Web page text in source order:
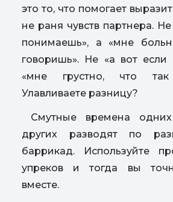
это то, что помогает
не раня чувств партнера.
понимаешь», а «мне
говоришь». Не «а вот
«мне грустно, что так
Улавливаете разницу?
Смутные времена
других разводят по
баррикад. Используйте
упреков и тогда вы
вместе.